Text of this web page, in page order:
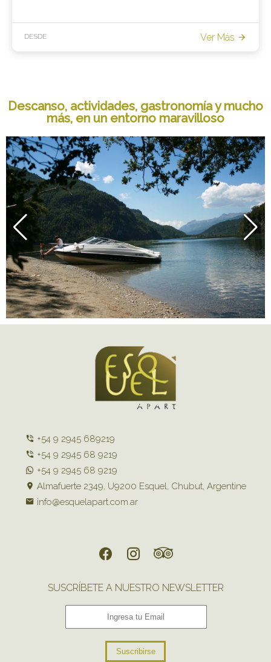
DESDE Ver Más
Descanso, actividades, gastronomía y mucho
más, en un entorno maravilloso
+54 9 2945 689219
+54 9 2945 68 9219
+54 9 2945 68 9219
Almafuerte 2349, U9200 Esquel, Chubut, Argentine
info@esquelapart.com.ar
SUSCRÍBETE A NUESTRO NEWSLETTER
Suscribirse